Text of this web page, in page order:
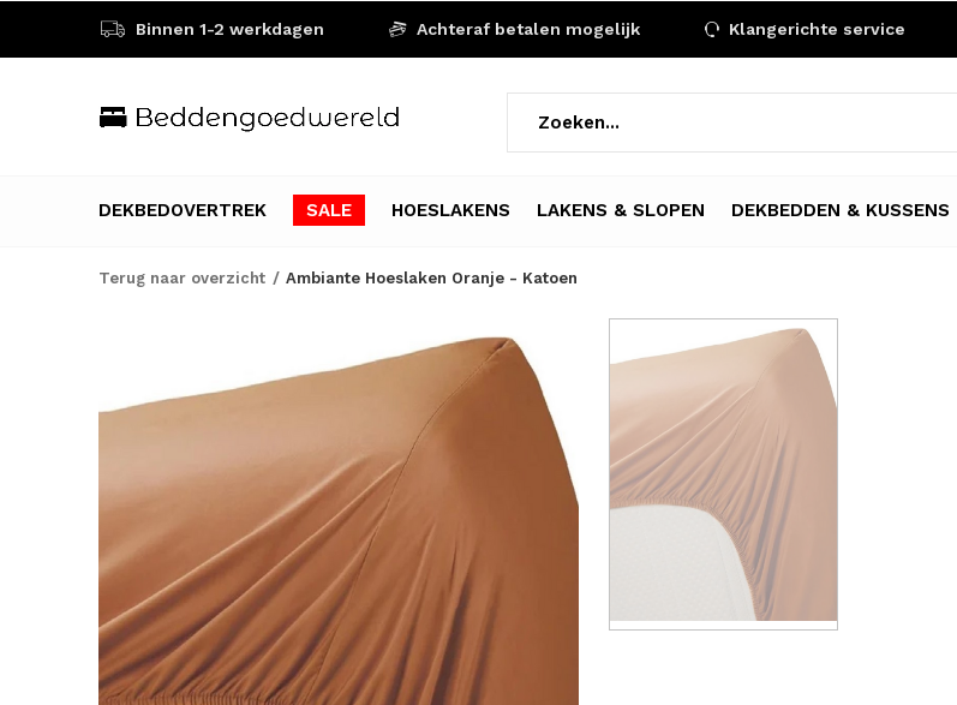
DEKBEDOVERTREK SALE HOESLAKENS LAKENS & SLOPEN DEKBEDDEN & KUSSENS
Binnen 1-2 werkdagen Achteraf betalen mogelijk Klangerichte service
Terug naar overzicht Ambiante Hoeslaken Oranje - Katoen